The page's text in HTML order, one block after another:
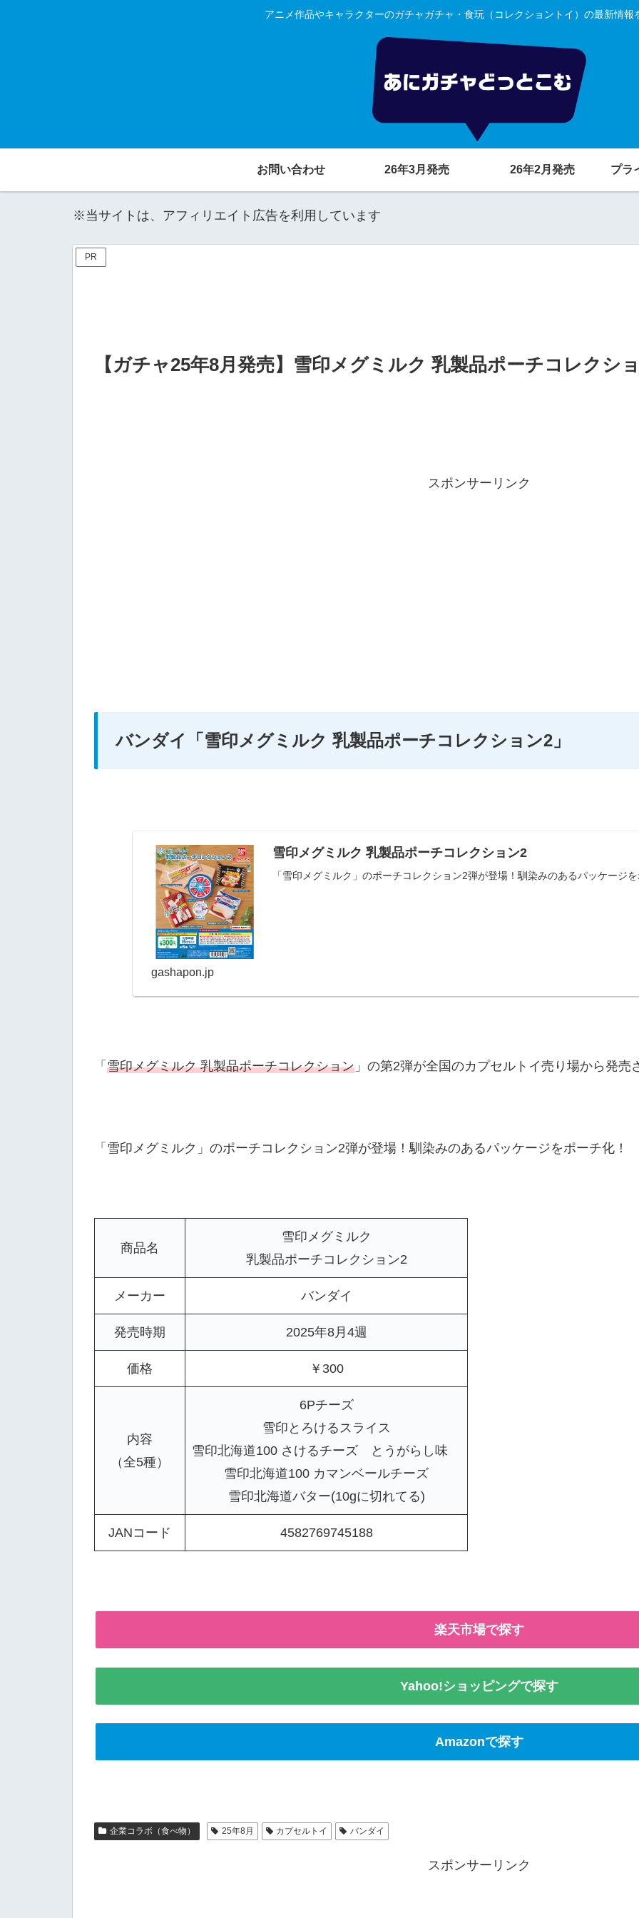
アニメ作品やキャラクターのガチャガチャ・食玩（コレクショントイ）の最新情報
お問い合わせ 26年3月発売 26年2月発売 プラ
※当サイトは、アフィリエイト広告を利用しています
PR
【ガチャ25年8月発売】雪印メグミルク 乳製品ポーチコレクシ
スポンサーリンク
バンダイ 「雪印メグミルク 乳製品ポーチコレクション2」
雪印メグミルク 乳製品ポーチコレクション2
「雪印メグミルク」のポーチコレクション2弾が登場！馴染みのあるパッケージを
gashapon.jp
「 雪印メグミルク 乳製品ポーチコレクション 」の第2弾が全国のカプセルトイ売り場から発売
「雪印メグミルク」のポーチコレクション2弾が登場！馴染みのあるパッケージをポーチ化！
商品名
雪印メグミルク
乳製品ポーチコレクション2
メーカー バンダイ
発売時期 2025年8月4週
価格 ￥300
内容
（全5種）
6Pチーズ
雪印とろけるスライス
雪印北海道100 さけるチーズ とうがらし味
雪印北海道100 カマンベールチーズ
雪印北海道バター(10gに切れてる)
JANコード 4582769745188
楽天市場で探す
Yahoo!ショッピングで探す
Amazonで探す
企業コラボ（食べ物） 25年8月 カプセルトイ バンダイ
スポンサーリンク